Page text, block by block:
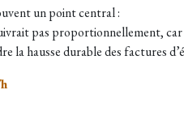
un point central :
pas proportionnellement,
la hausse durable des factures